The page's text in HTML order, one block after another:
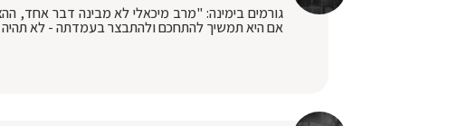
גורמים בימינה: "מרב מיכאלי לא מבינה דבר אחד,
אם היא תמשיך להתחכם ולהתבצר בעמדתה - לא